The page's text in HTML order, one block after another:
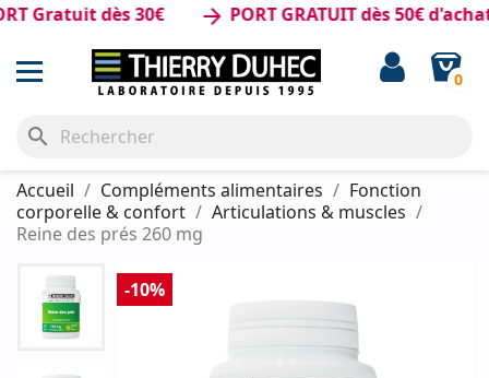
dès 30€ PORT GRATUIT dès 50€ d'achat
0
search
Accueil Compléments alimentaires
Fonction
corporelle & confort
Articulations & muscles
Reine des prés 260 mg
-10%